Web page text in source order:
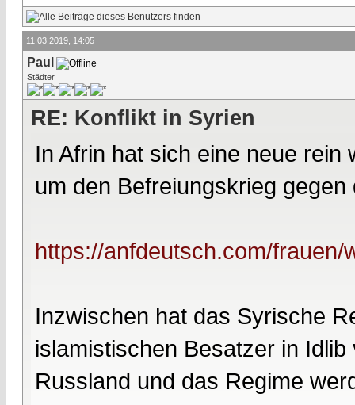
11.03.2019, 14:05
Paul
Städter
RE: Konflikt in Syrien
In Afrin hat sich eine neue
um den Befreiungskrieg
https://anfdeutsch.com/frauen/
Inzwischen hat das Syrische
islamistischen Besatzer in
Russland und das Regime